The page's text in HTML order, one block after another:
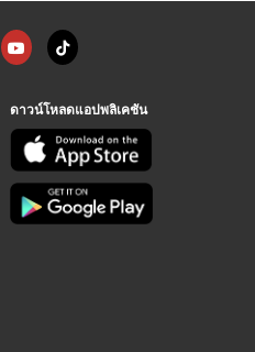
ดาวน์โหลดแอปพลิเคชัน